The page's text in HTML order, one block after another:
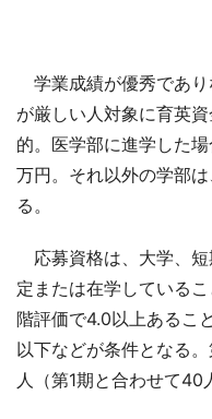
学業成績が優秀であ
が厳しい人対象に育英
的。医学部に進学した
万円。それ以外の学部
る。
応募資格は、大学、
定または在学している
階評価で4.0以上あるこ
以下などが条件となる
人（第1期と合わせて40